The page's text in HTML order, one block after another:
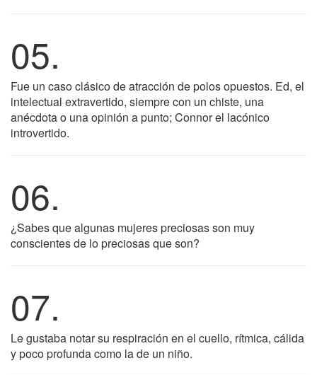
05.
Fue un caso clásico de atracción de polos opuestos. Ed, el
intelectual extravertido, siempre con un chiste, una
anécdota o una opinión a punto; Connor el lacónico
introvertido.
06.
¿Sabes que algunas mujeres preciosas son muy
conscientes de lo preciosas que son?
07.
Le gustaba notar su respiración en el cuello, rítmica, cálida
y poco profunda como la de un niño.